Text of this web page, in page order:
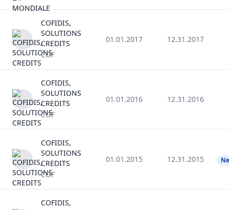
COFIDIS,
SOLUTIONS
CREDITS
COF
01.01.2017 12.31.2017
COFIDIS,
SOLUTIONS
CREDITS
COF
01.01.2016 12.31.2016
COFIDIS,
SOLUTIONS
CREDITS
COF
01.01.2015 12.31.2015
COFIDIS,